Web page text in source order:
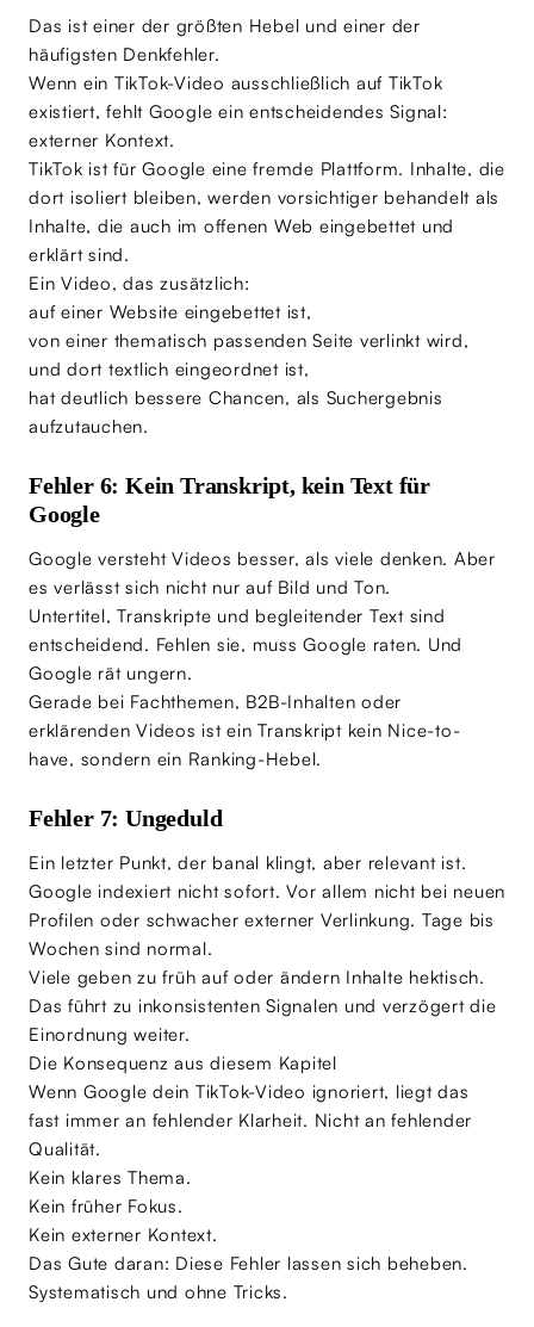
Das ist einer der größten Hebel und einer der
häufigsten Denkfehler.
Wenn ein TikTok-Video ausschließlich auf TikTok
existiert, fehlt Google ein entscheidendes Signal:
externer Kontext.
TikTok ist für Google eine fremde Plattform. Inhalte, die
dort isoliert bleiben, werden vorsichtiger behandelt als
Inhalte, die auch im offenen Web eingebettet und
erklärt sind.
Ein Video, das zusätzlich:
auf einer Website eingebettet ist,
von einer thematisch passenden Seite verlinkt wird,
und dort textlich eingeordnet ist,
hat deutlich bessere Chancen, als Suchergebnis
aufzutauchen.
Fehler 6: Kein Transkript, kein Text für
Google
Google versteht Videos besser, als viele denken. Aber
es verlässt sich nicht nur auf Bild und Ton.
Untertitel, Transkripte und begleitender Text sind
entscheidend. Fehlen sie, muss Google raten. Und
Google rät ungern.
Gerade bei Fachthemen, B2B-Inhalten oder
erklärenden Videos ist ein Transkript kein Nice-to-
have, sondern ein Ranking-Hebel.
Fehler 7: Ungeduld
Ein letzter Punkt, der banal klingt, aber relevant ist.
Google indexiert nicht sofort. Vor allem nicht bei neuen
Profilen oder schwacher externer Verlinkung. Tage bis
Wochen sind normal.
Viele geben zu früh auf oder ändern Inhalte hektisch.
Das führt zu inkonsistenten Signalen und verzögert die
Einordnung weiter.
Die Konsequenz aus diesem Kapitel
Wenn Google dein TikTok-Video ignoriert, liegt das
fast immer an fehlender Klarheit. Nicht an fehlender
Qualität.
Kein klares Thema.
Kein früher Fokus.
Kein externer Kontext.
Das Gute daran: Diese Fehler lassen sich beheben.
Systematisch und ohne Tricks.